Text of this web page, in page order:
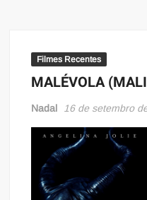
Filmes Recentes
MALÉVOLA
Nadal 16 de setembro